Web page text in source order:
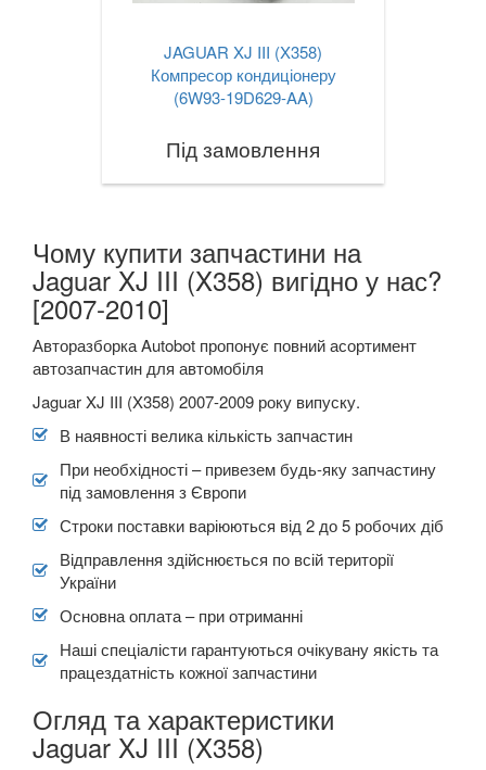
JAGUAR XJ III (X358)
Компресор кондиціонеру
(6W93-19D629-AA)
Під замовлення
Чому купити запчастини на
Jaguar XJ III (X358) вигідно у нас?
[2007-2010]
Авторазборка Autobot пропонує повний асортимент
автозапчастин для автомобіля
Jaguar XJ III (X358) 2007-2009 року випуску.
В наявності велика кількість запчастин
При необхідності – привезем будь-яку запчастину
під замовлення з Європи
Строки поставки варіюються від 2 до 5 робочих діб
Відправлення здійснюється по всій території
України
Основна оплата – при отриманні
Наші спеціалісти гарантуються очікувану якість та
працездатність кожної запчастини
Огляд та характеристики
Jaguar XJ III (X358)